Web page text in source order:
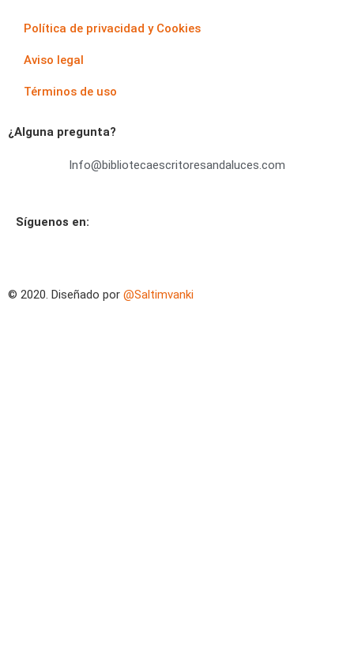
Política de privacidad y Cookies
Aviso legal
Términos de uso
¿Alguna pregunta?
Info@bibliotecaescritoresandaluces.com
© 2020. Diseñado por @Saltimvanki
Síguenos en: